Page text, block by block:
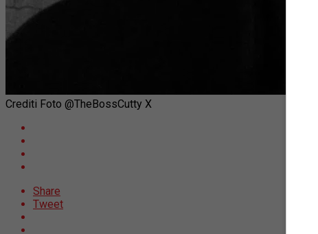
Crediti Foto @TheBossCutty X
Share
Tweet